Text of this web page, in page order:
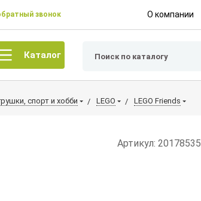
звонок О компании
Каталог
спорт и хобби LEGO LEGO Friends
Артикул: 20178535